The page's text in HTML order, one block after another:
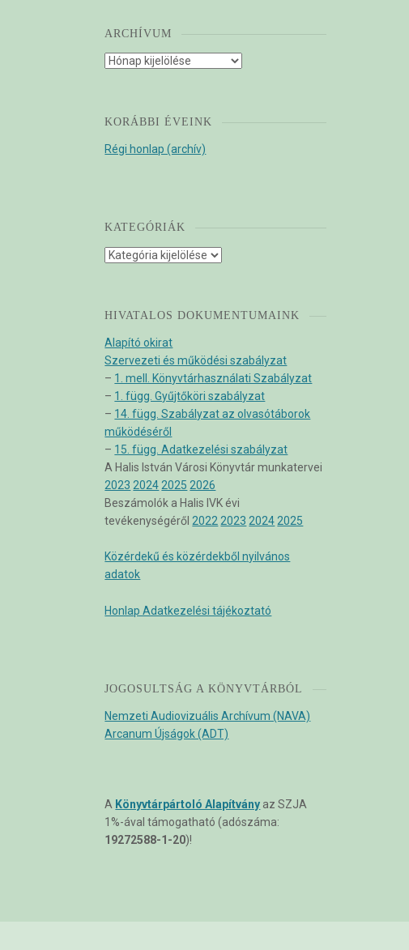
ARCHÍVUM
Archívum
KORÁBBI ÉVEINK
Régi honlap (archív)
KATEGÓRIÁK
Kategóriák
HIVATALOS DOKUMENTUMAINK
Alapító okirat
Szervezeti és működési szabályzat
– 1. mell. Könyvtárhasználati Szabályzat
– 1. függ. Gyűjtőköri szabályzat
– 14. függ. Szabályzat az olvasótáborok
működéséről
– 15. függ. Adatkezelési szabályzat
A Halis István Városi Könyvtár munkatervei
2023 2024 2025 2026
Beszámolók a Halis IVK évi
tevékenységéről 2022 2023 2024 2025
Közérdekű és közérdekből nyilvános
adatok
Honlap Adatkezelési tájékoztató
JOGOSULTSÁG A KÖNYVTÁRBÓL
Nemzeti Audiovizuális Archívum (NAVA)
Arcanum Újságok (ADT)
A Könyvtárpártoló Alapítvány az SZJA
1%-ával támogatható (adószáma:
19272588-1-20)!